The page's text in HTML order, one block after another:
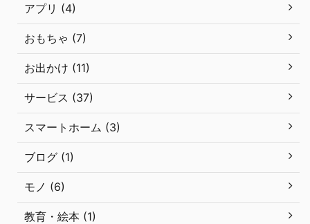
アプリ (4)
おもちゃ (7)
お出かけ (11)
サービス (37)
スマートホーム (3)
ブログ (1)
モノ (6)
教育・絵本 (1)